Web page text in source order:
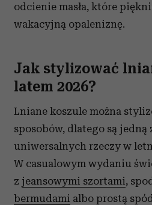
odcienie masła, które
wakacyjną opaleniznę.
Jak stylizować
latem 2026?
Lniane koszule można
sposobów, dlatego są
uniwersalnych rzeczy w
W casualowym wydaniu
z jeansowymi szortami,
bermudami albo prostą